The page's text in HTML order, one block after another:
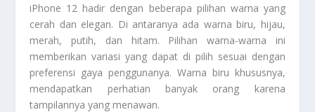
iPhone 12 hadir dengan beberapa pilihan warna yang
cerah dan elegan. Di antaranya ada warna biru, hijau,
merah, putih, dan hitam. Pilihan warna-warna ini
memberikan variasi yang dapat di pilih sesuai dengan
preferensi gaya penggunanya. Warna biru khususnya,
mendapatkan perhatian banyak orang karena
tampilannya yang menawan.